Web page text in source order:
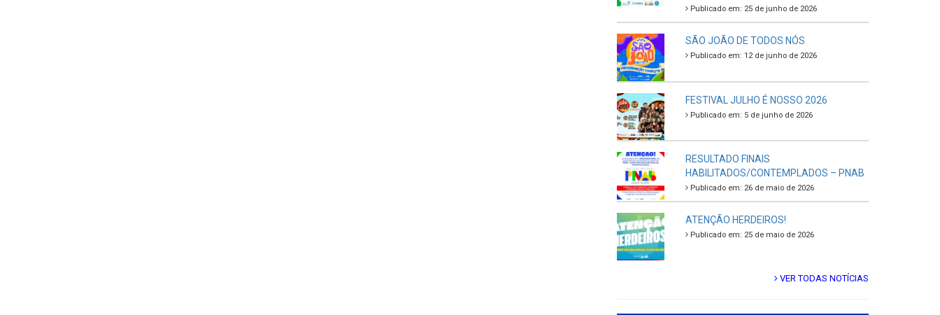
Publicado em: 25 de junho de 2026
SÃO JOÃO DE TODOS NÓS
Publicado em: 12 de junho de 2026
FESTIVAL JULHO É NOSSO 2026
Publicado em: 5 de junho de 2026
RESULTADO FINAIS
HABILITADOS/CONTEMPLADOS – PNAB
Publicado em: 26 de maio de 2026
ATENÇÃO HERDEIROS!
Publicado em: 25 de maio de 2026
VER TODAS NOTÍCIAS